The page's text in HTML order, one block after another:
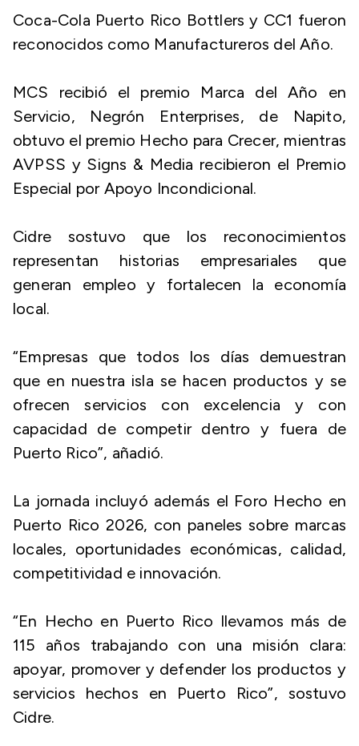
Coca-Cola Puerto Rico Bottlers y CC1 fueron
reconocidos como Manufactureros del Año.
MCS recibió el premio Marca del Año en
Servicio, Negrón Enterprises, de Napito,
obtuvo el premio Hecho para Crecer, mientras
AVPSS y Signs & Media recibieron el Premio
Especial por Apoyo Incondicional.
Cidre sostuvo que los reconocimientos
representan historias empresariales que
generan empleo y fortalecen la economía
local.
“Empresas que todos los días demuestran
que en nuestra isla se hacen productos y se
ofrecen servicios con excelencia y con
capacidad de competir dentro y fuera de
Puerto Rico”, añadió.
La jornada incluyó además el Foro Hecho en
Puerto Rico 2026, con paneles sobre marcas
locales, oportunidades económicas, calidad,
competitividad e innovación.
“En Hecho en Puerto Rico llevamos más de
115 años trabajando con una misión clara:
apoyar, promover y defender los productos y
servicios hechos en Puerto Rico”, sostuvo
Cidre.